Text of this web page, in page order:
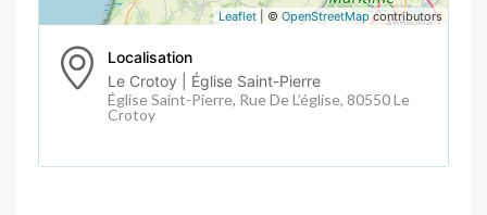
Leaflet | © OpenStreetMapcontributors
Localisation
Le Crotoy | Église Saint-Pierre
Église Saint-Pierre, Rue De L’église, 80550 Le
Crotoy